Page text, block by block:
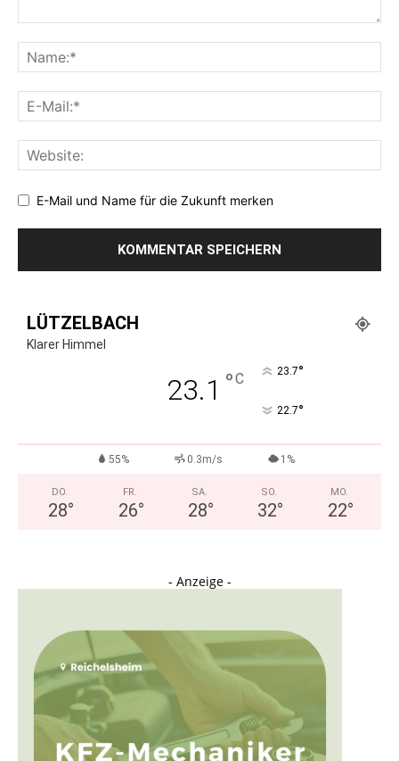
E-Mail und Name für die Zukunft merken
LÜTZELBACH
Klarer Himmel
23.1 °C 23.7°
22.7°
55% 0.3m/s 1%
DO.
28°
FR.
26°
SA.
28°
SO.
32°
MO.
22°
- Anzeige -